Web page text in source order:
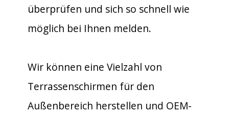
überprüfen und sich so schnell wie
möglich bei Ihnen melden.
Wir können eine Vielzahl von
Terrassenschirmen für den
Außenbereich herstellen und OEM-